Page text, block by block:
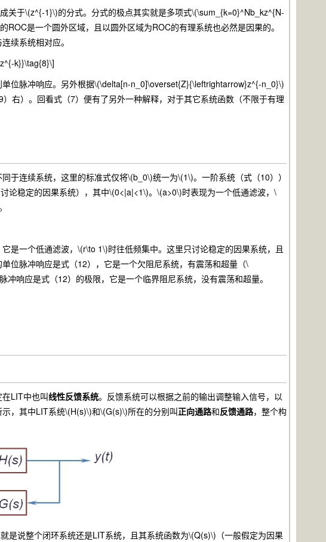
于\(z^{-1}\)的分式。分式的极点其实就是多项式\(\sum_{k=0}^Nb_kz^{N-
是一个圆外区域，且以圆外区域为ROC的有理系统也必然是因果的。
续系统相对应。
k}}\tag{8}\]
脉冲响应。另外根据\(\delta[n-n_0]\overset{Z}{\leftrightarrow}z^{-n_0}\)
右）。回看式（7）便有了另外一种解释，对于其它系统函数（不限于有理
连续系统，这里的标准式仅将\(b_0\)统一为\(1\)。一阶系统（式（10））
稳定的因果系统），其中\(0<|a|<1\)。\(a>0\)时表现为一个低通滤波，\
一个低通滤波，\(r\to 1\)时往低频集中。这里只讨论稳定的因果系统，且
位脉冲响应是式（12），它是一个欠阻尼系统，有震荡和超量（\
响应是式（12）的极限，它是一个临界阻尼系统，没有震荡和超量。
LIT中也叫线性反馈系统。反馈系统可以根据之前的输出调整输入信号，以
，其中LIT系统\(H(s)\)和\(G(s)\)所在的分别叫正向通路和反馈通路，整个构
说整个闭环系统还是LIT系统，且其系统函数为\(Q(s)\)（一般假定为因果